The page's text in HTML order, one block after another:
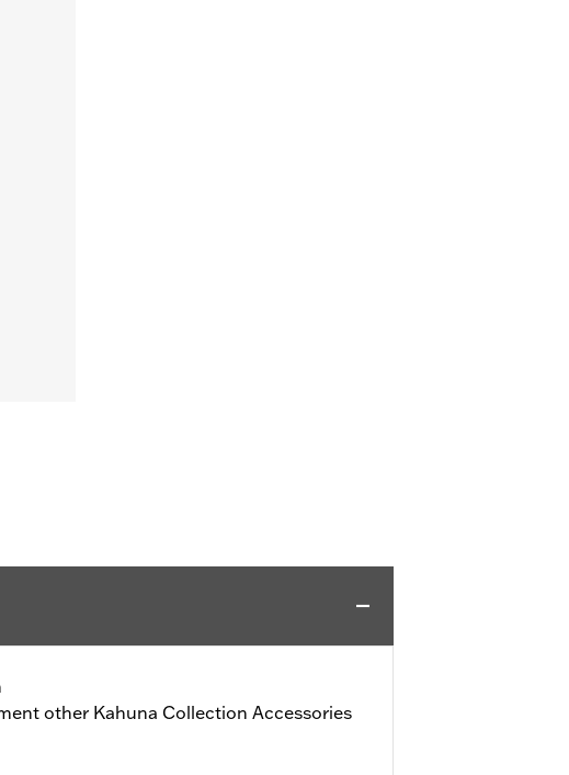
other Kahuna Collection Accessories